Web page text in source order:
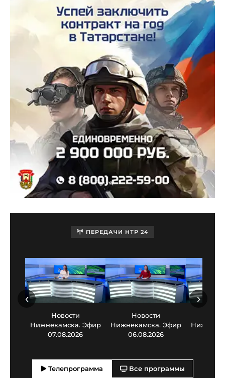
ПЕРЕДАЧИ НТР 24
Новости
Нижнекамска. Эфир
07.08.2026
Новости
Нижнекамска. Эфир
06.08.2026
‹ ›
Телепрограмма Все программы